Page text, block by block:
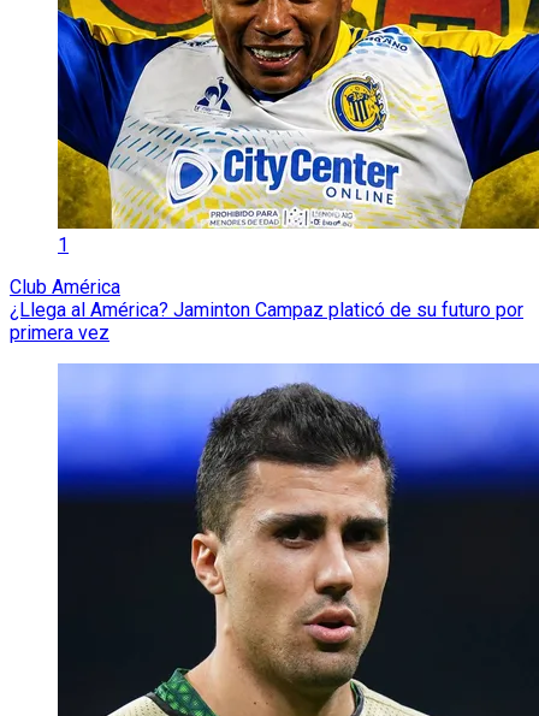
1
Club América
¿Llega al América? Jaminton Campaz platicó de su futuro por
primera vez